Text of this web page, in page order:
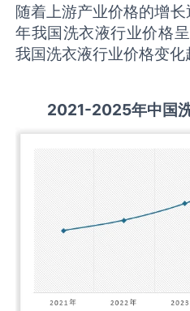
随着上游产业价格的增
年我国洗衣液行业价格
我国洗衣液行业价格变化
2021-2025年中国